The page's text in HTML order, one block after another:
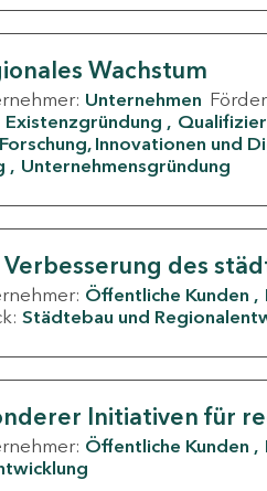
Wachstum
Unternehmen
Existenzgründung
Forschung, Innovationen und
Unternehmensgründung
des
Öffentliche Kunden
Städtebau und
Initiativen für
Öffentliche Kunden